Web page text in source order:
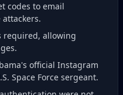
codes to email
required, allowing
official Instagram
Space Force sergeant.